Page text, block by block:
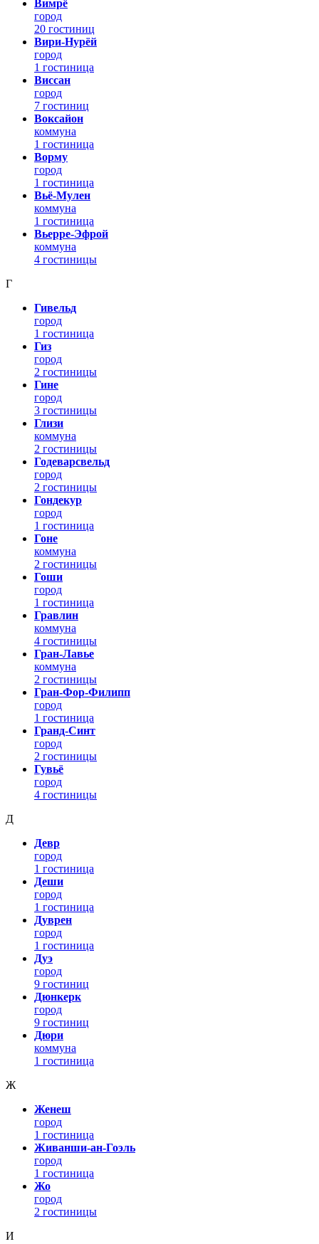
Вимрё
город
20 гостиниц
Вири-Нурёй
город
1 гостиница
Виссан
город
7 гостиниц
Воксайон
коммуна
1 гостиница
Ворму
город
1 гостиница
Вьё-Мулен
коммуна
1 гостиница
Вьерре-Эфрой
коммуна
4 гостиницы
Г
Гивельд
город
1 гостиница
Гиз
город
2 гостиницы
Гине
город
3 гостиницы
Глизи
коммуна
2 гостиницы
Годеварсвельд
город
2 гостиницы
Гондекур
город
1 гостиница
Гоне
коммуна
2 гостиницы
Гоши
город
1 гостиница
Гравлин
коммуна
4 гостиницы
Гран-Лавье
коммуна
2 гостиницы
Гран-Фор-Филипп
город
1 гостиница
Гранд-Синт
город
2 гостиницы
Гувьё
город
4 гостиницы
Д
Девр
город
1 гостиница
Деши
город
1 гостиница
Дуврен
город
1 гостиница
Дуэ
город
9 гостиниц
Дюнкерк
город
9 гостиниц
Дюри
коммуна
1 гостиница
Ж
Женеш
город
1 гостиница
Живанши-ан-Гоэль
город
1 гостиница
Жо
город
2 гостиницы
И